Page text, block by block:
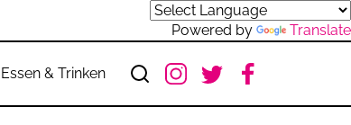
Powered by Translate
Essen & Trinken